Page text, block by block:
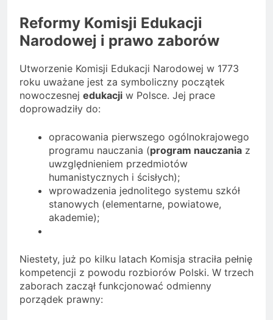
Reformy Komisji Edukacji
Narodowej i prawo zaborów
Utworzenie Komisji Edukacji Narodowej w 1773
roku uważane jest za symboliczny początek
nowoczesnej edukacji w Polsce. Jej prace
doprowadziły do:
opracowania pierwszego ogólnokrajowego
programu nauczania (program nauczania z
uwzględnieniem przedmiotów
humanistycznych i ścisłych);
wprowadzenia jednolitego systemu szkół
stanowych (elementarne, powiatowe,
akademie);
Niestety, już po kilku latach Komisja straciła pełnię
kompetencji z powodu rozbiorów Polski. W trzech
zaborach zaczął funkcjonować odmienny
porządek prawny: